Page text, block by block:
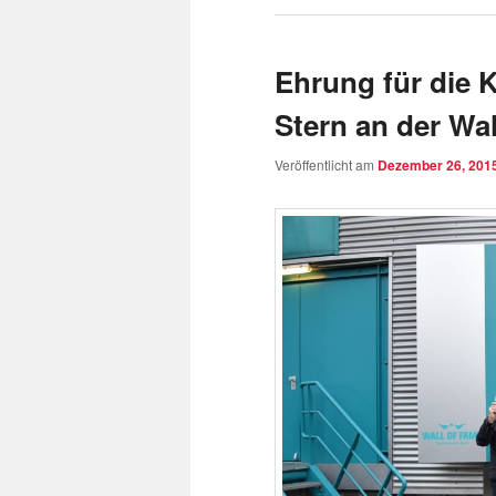
Ehrung für die
Stern an der
Veröffentlicht am Dezember 26,